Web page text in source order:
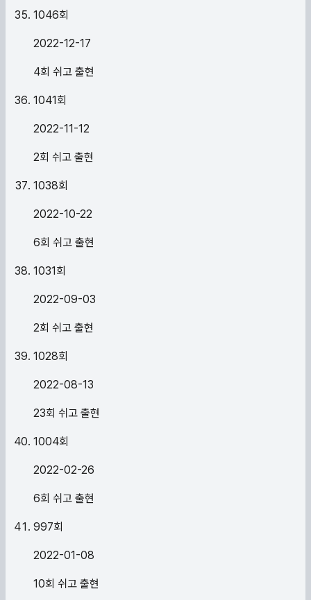
1046회
2022-12-17
4회 쉬고 출현
1041회
2022-11-12
2회 쉬고 출현
1038회
2022-10-22
6회 쉬고 출현
1031회
2022-09-03
2회 쉬고 출현
1028회
2022-08-13
23회 쉬고 출현
1004회
2022-02-26
6회 쉬고 출현
997회
2022-01-08
10회 쉬고 출현